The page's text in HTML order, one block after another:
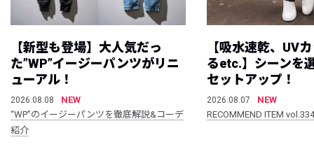
【新型も登場】大人気だっ
た”WP”イージーパンツがリニ
ューアル！
2026.08.08
NEW
“WP”のイージーパンツを徹底解説&コーデ
紹介
【吸水速乾、UV
るetc.】シーンを
セットアップ！
2026.08.07
NEW
RECOMMEND ITEM vol.334